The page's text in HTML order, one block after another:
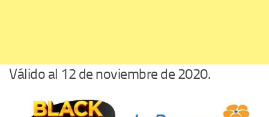
Válido al 12 de noviembre de 2020.